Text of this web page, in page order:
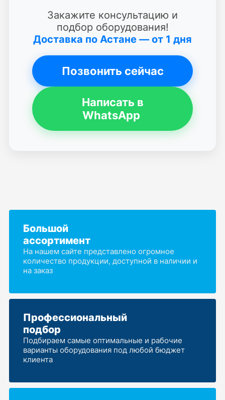
Закажите консультацию и
подбор оборудования!
Доставка по Астане — от 1 дня
Позвонить сейчас
Написать в
WhatsApp
Большой
ассортимент
На нашем сайте представлено огромное
количество продукции, доступной в наличии и
на заказ
Профессиональный
подбор
Подбираем самые оптимальные и рабочие
варианты оборудования под любой бюджет
клиента